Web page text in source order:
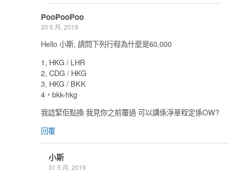
PooPooPoo
30 5 月, 2019
Hello 小斯, 請問下列行程為什麼是60,000
1, HKG / LHR
2, CDG / HKG
3, HKG / BKK
4，bkk-hkg
我諗緊佢點換 我見你之前覆過 可以講係淨單程定係OW?
回覆
小斯
31 5 月, 2019